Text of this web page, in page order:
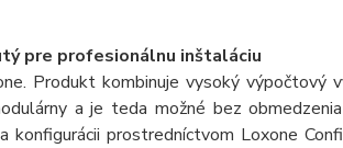
pre profesionálnu inštaláciu
Produkt kombinuje vysoký výpočtový
a je teda možné bez
konfigurácii prostredníctvom Loxone